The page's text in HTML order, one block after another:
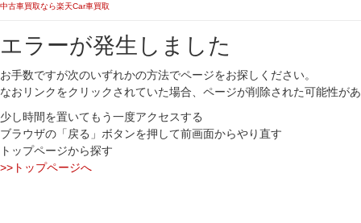
中古車買取なら楽天Car車買取
エラーが発生しました
お手数ですが次のいずれかの方法でページをお探しください。
なおリンクをクリックされていた場合、ページが削除された可能性が
少し時間を置いてもう一度アクセスする
ブラウザの「戻る」ボタンを押して前画面からやり直す
トップページから探す
>>トップページへ